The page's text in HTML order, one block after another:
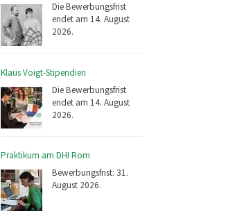
Die Bewerbungsfrist
endet am 14. August
2026.
Klaus Voigt-Stipendien
Die Bewerbungsfrist
endet am 14. August
2026.
Praktikum am DHI Rom
Bewerbungsfrist: 31.
August 2026.